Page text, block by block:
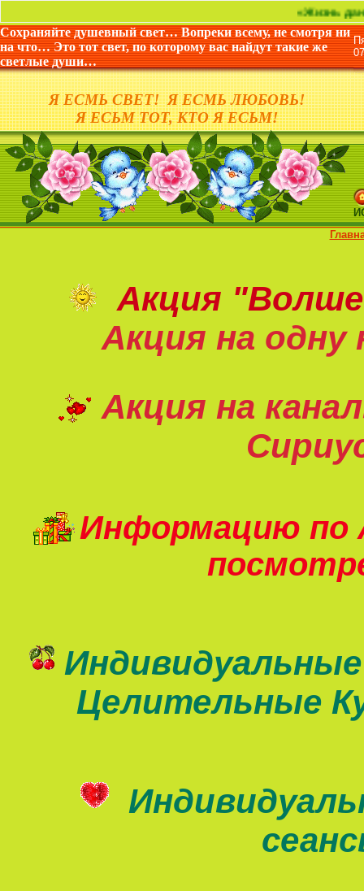
«Жизнь дана не для
Сохраняйте душевный свет… Вопреки всему, не смотря ни
на что… Это тот свет, по которому вас найдут такие же
светлые души…
Я ЕСМЬ СВЕТ! Я ЕСМЬ ЛЮБОВЬ!
Я ЕСЬМ ТОТ, КТО Я ЕСЬМ!
Акция
Акция на одну
Акция на
Информацию по
Целительные